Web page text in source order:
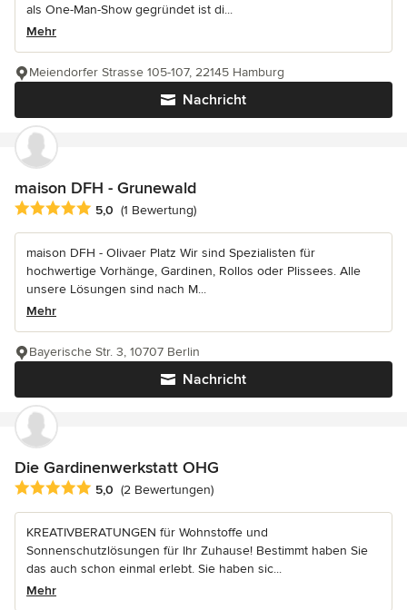
als One-Man-Show gegründet ist di...
Mehr
Nachricht
Meiendorfer Strasse 105-107, 22145 Hamburg
maison DFH - Grunewald
Durchschnittliche Bewertung: 5 von 5 Sternen
5,0 (1 Bewertung)
maison DFH - Olivaer Platz Wir sind Spezialisten für
hochwertige Vorhänge, Gardinen, Rollos oder Plissees. Alle
unsere Lösungen sind nach M...
Mehr
Nachricht
Bayerische Str. 3, 10707 Berlin
Die Gardinenwerkstatt OHG
Durchschnittliche Bewertung: 5 von 5 Sternen
5,0 (2 Bewertungen)
KREATIVBERATUNGEN für Wohnstoffe und
Sonnenschutzlösungen für Ihr Zuhause! Bestimmt haben Sie
das auch schon einmal erlebt. Sie haben sic...
Mehr